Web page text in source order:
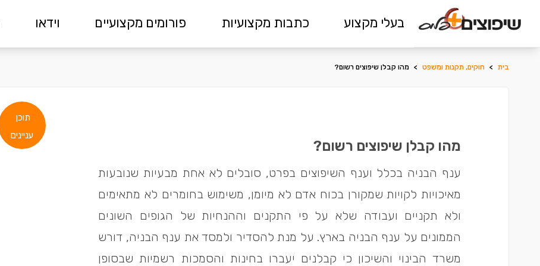
בעלי מקצוע כתבות מקצועיות פורומים מקצועיים וידאו
בית > חוקים, תקנות ומשפט > מהו קבלן שיפוצים רשום?
תוכן
עניינים
מהו קבלן שיפוצים רשום?
ענף הבניה בכלל וענף השיפוצים בפרט, סובלים לא אחת מבעיות שנובעות
מאיכויות לקויות שמקורן בכוח אדם לא מיומן, משימוש בחומרים לא מתאימים
ולא תקניים ועבודה שלא על פי התקנים וההנחיות של הגופים השונים
הממונים על ענף הבניה בארץ. על מנת להסדיר ולמסד את ענף הבניה, דורש
משרד הבינוי והשיכון כי קבלנים יעברו בחינות והסמכות רשמיות שבסופן